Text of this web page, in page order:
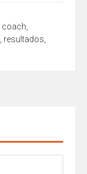
coach
resultados